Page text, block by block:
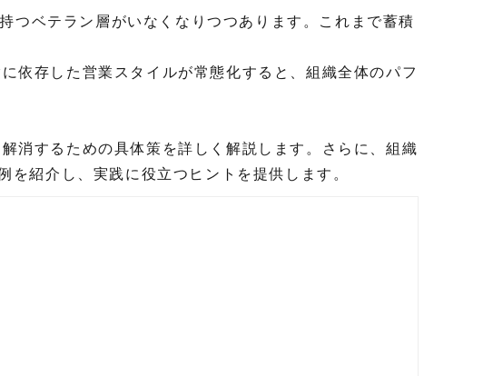
つベテラン層がいなくなりつつあります。これまで蓄積
依存した営業スタイルが常態化すると、組織全体のパフ
消するための具体策を詳しく解説します。さらに、組織
紹介し、実践に役立つヒントを提供します。